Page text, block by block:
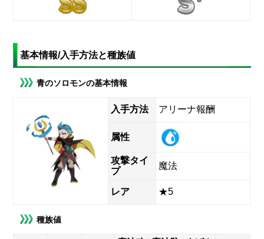
基本情報/入手方法と種族値
青のソロモンの基本情報
入手方法 アリーナ報酬
属性
攻撃タイ
プ
魔法
レア ★5
種族値